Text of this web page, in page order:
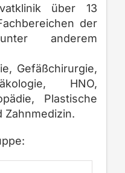
über 13
der
anderem
Gefäßchirurgie,
HNO,
Plastische
Zahnmedizin.